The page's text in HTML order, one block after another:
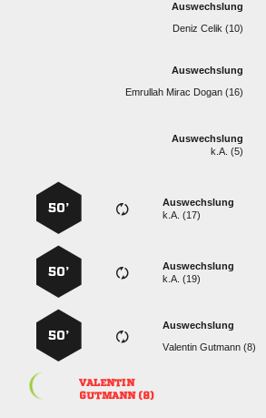
Auswechslung
  
Auswechslung
   
Auswechslung
k.A. (5)
Auswechslung
k.A. (17)
50’
Auswechslung
k.A. (19)
50’
Auswechslung
  
50’

 